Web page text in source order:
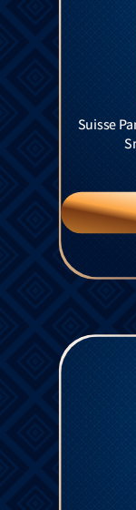
Suisse